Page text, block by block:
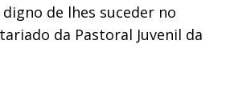
de lhes suceder no
da Pastoral Juvenil da